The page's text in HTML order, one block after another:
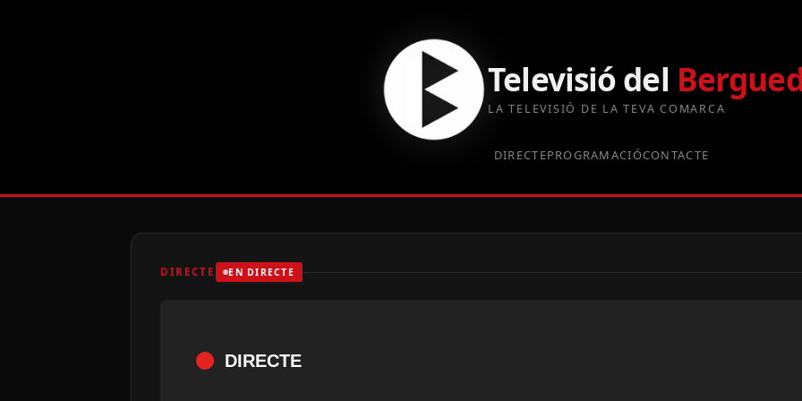
Televisió del
LA TELEVISIÓ DE LA TEVA COMARCA
DIRECTEPROGRAMACIÓCONTACTE
DIRECTE EN DIRECTE
DIRECTE